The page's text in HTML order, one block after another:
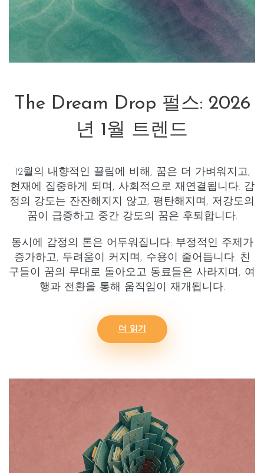
The Dream Drop 펄스: 2026
년 1월 트렌드
12월의 내향적인 끌림에 비해, 꿈은 더 가벼워지고,
현재에 집중하게 되며 , 사회적으로 재연결됩니다. 감
정의 강도는 잔잔해지지 않고, 평탄해지며 , 저강도의
꿈이 급증하고 중간 강도의 꿈은 후퇴합니다.
동시에 감정의 톤은 어두워집니다: 부정적인 주제가
증가하고, 두려움이 커지며 , 수용이 줄어듭니다. 친
구들이 꿈의 무대로 돌아오고 동료들은 사라지며, 여
행과 전환을 통해 움직임이 재개됩니다.
더 읽기